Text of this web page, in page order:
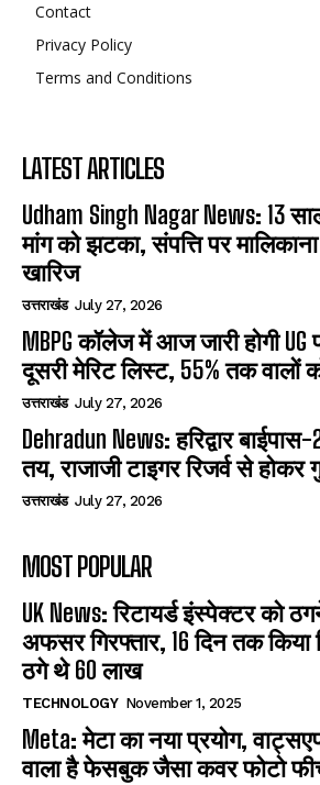
Contact
Privacy Policy
Terms and Conditions
LATEST ARTICLES
Udham Singh Nagar News: 13
मांग को झटका, संपत्ति पर
खारिज
उत्तराखंड July 27, 2026
MBPG कॉलेज में आज जारी होगी
दूसरी मेरिट लिस्ट, 55% तक वालों
उत्तराखंड July 27, 2026
Dehradun News: हरिद्वार
तय, राजाजी टाइगर रिजर्व से होकर
उत्तराखंड July 27, 2026
MOST POPULAR
UK News: रिटायर्ड इंस्पेक्टर को
अफसर गिरफ्तार, 16 दिन तक
ठगे थे 60 लाख
TECHNOLOGY November 1, 2025
Meta: मेटा का नया प्रयोग,
वाला है फेसबुक जैसा कवर फोटो